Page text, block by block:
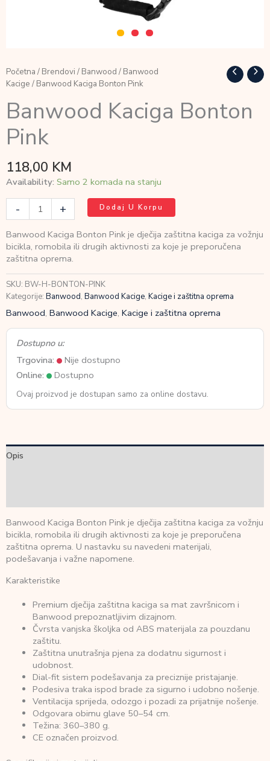
Početna / Brendovi / Banwood / Banwood
Kacige / Banwood Kaciga Bonton Pink
Banwood Kaciga Bonton
Pink
118,00 KM
Availability: Samo 2 komada na stanju
-
Banwood
Pink
količina
+ Dodaj U Korpu
Banwood Kaciga Bonton Pink je dječija zaštitna kaciga za vožnju
bicikla, romobila ili drugih aktivnosti za koje je preporučena
zaštitna oprema.
SKU: BW-H-BONTON-PINK
Kategorije: Banwood, Banwood Kacige, Kacige i zaštitna oprema
Banwood, Banwood Kacige, Kacige i zaštitna oprema
Dostupno u:
Trgovina:
Nije dostupno
Online:
Dostupno
Ovaj proizvod je dostupan samo za online dostavu.
Opis
Banwood Kaciga Bonton Pink je dječija zaštitna kaciga za vožnju
bicikla, romobila ili drugih aktivnosti za koje je preporučena
zaštitna oprema. U nastavku su navedeni materijali,
podešavanja i važne napomene.
Karakteristike
Premium dječija zaštitna kaciga sa mat završnicom i
Banwood prepoznatljivim dizajnom.
Čvrsta vanjska školjka od ABS materijala za pouzdanu
zaštitu.
Zaštitna unutrašnja pjena za dodatnu sigurnost i
udobnost.
Dial-fit sistem podešavanja za preciznije pristajanje.
Podesiva traka ispod brade za sigurno i udobno nošenje.
Ventilacija sprijeda, odozgo i pozadi za prijatnije nošenje.
Odgovara obimu glave 50–54 cm.
Težina: 360–380 g.
CE označen proizvod.